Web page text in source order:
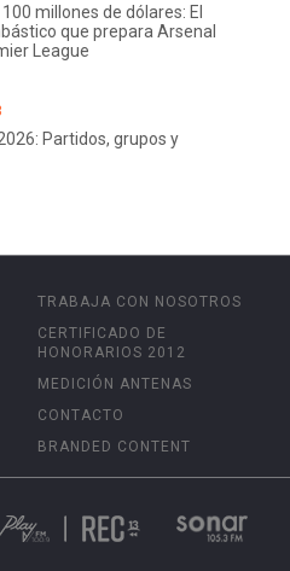
millones de dólares: El
que prepara Arsenal
League
Partidos, grupos y
TRABAJA CON NOSOTROS
CERTIFICADO DE
HONORARIOS 2012
MEDICIÓN ANTENAS
CONTACTO
BRANDED CONTENT